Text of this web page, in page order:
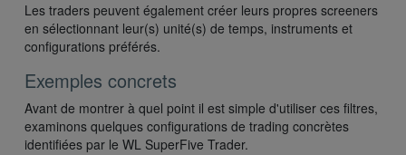
Les traders peuvent également créer leurs propres screeners
en sélectionnant leur(s) unité(s) de temps, instruments et
configurations préférés.
Exemples concrets
Avant de montrer à quel point il est simple d'utiliser ces filtres,
examinons quelques configurations de trading concrètes
identifiées par le WL SuperFive Trader.